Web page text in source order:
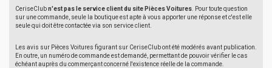
CeriseClubn'est pas le service client du site Pièces Voitures . Pour toute question
sur une commande, seule la boutique est apte à vous apporter une réponse et c'est elle
seule qui doit être contactée via son service client.
Les avis sur Pièces Voitures figurant sur CeriseClub ont été modérés avant publication.
En outre, un numéro de commande est demandé, permettant de pouvoir vérifier le cas
échéant auprès du commerçant concerné l'existence réelle de la commande.